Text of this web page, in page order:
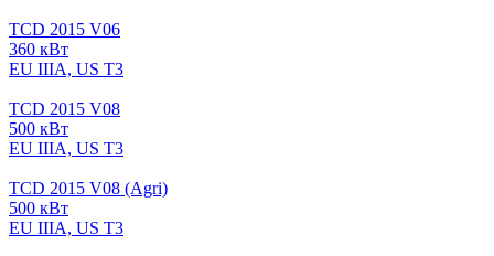
TCD 2015 V06
360 кВт
EU IIIA, US T3
TCD 2015 V08
500 кВт
EU IIIA, US T3
TCD 2015 V08 (Agri)
500 кВт
EU IIIA, US T3